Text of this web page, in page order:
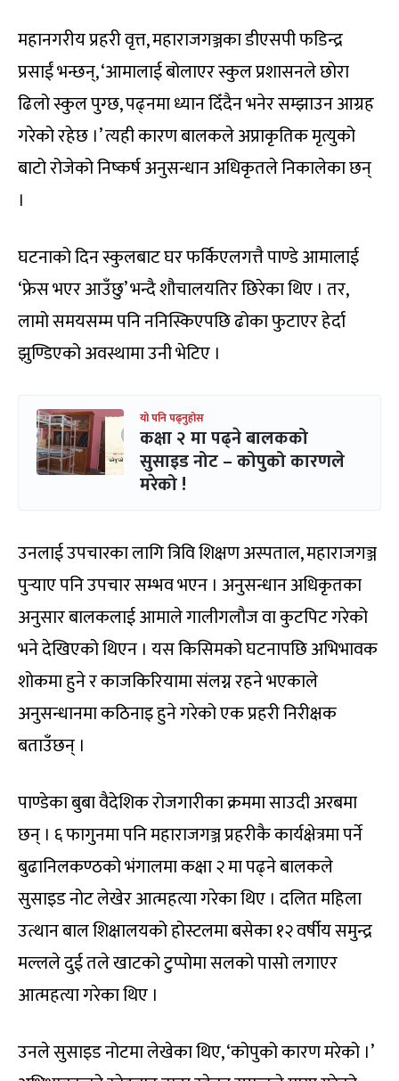
महानगरीय प्रहरी वृत्त, महाराजगञ्जका डीएसपी फडिन्द्र
प्रसाईं भन्छन्, ‘आमालाई बोलाएर स्कुल प्रशासनले छोरा
ढिलो स्कुल पुग्छ, पढ्नमा ध्यान दिँदैन भनेर सम्झाउन आग्रह
गरेको रहेछ ।’ त्यही कारण बालकले अप्राकृतिक मृत्युको
बाटो रोजेको निष्कर्ष अनुसन्धान अधिकृतले निकालेका छन्
।
घटनाको दिन स्कुलबाट घर फर्किएलगत्तै पाण्डे आमालाई
‘फ्रेस भएर आउँछु’ भन्दै शौचालयतिर छिरेका थिए । तर,
लामो समयसम्म पनि ननिस्किएपछि ढोका फुटाएर हेर्दा
झुण्डिएको अवस्थामा उनी भेटिए ।
यो पनि पढ्नुहोस
कक्षा २ मा पढ्ने बालकको
सुसाइड नोट – कोपुको कारणले
मरेको !
उनलाई उपचारका लागि त्रिवि शिक्षण अस्पताल, महाराजगञ्ज
पुर्‍याए पनि उपचार सम्भव भएन । अनुसन्धान अधिकृतका
अनुसार बालकलाई आमाले गालीगलौज वा कुटपिट गरेको
भने देखिएको थिएन । यस किसिमको घटनापछि अभिभावक
शोकमा हुने र काजकिरियामा संलग्न रहने भएकाले
अनुसन्धानमा कठिनाइ हुने गरेको एक प्रहरी निरीक्षक
बताउँछन् ।
पाण्डेका बुबा वैदेशिक रोजगारीका क्रममा साउदी अरबमा
छन् । ६ फागुनमा पनि महाराजगञ्ज प्रहरीकै कार्यक्षेत्रमा पर्ने
बुढानिलकण्ठको भंगालमा कक्षा २ मा पढ्ने बालकले
सुसाइड नोट लेखेर आत्महत्या गरेका थिए । दलित महिला
उत्थान बाल शिक्षालयको होस्टलमा बसेका १२ वर्षीय समुन्द्र
मल्लले दुई तले खाटको टुप्पोमा सलको पासो लगाएर
आत्महत्या गरेका थिए ।
उनले सुसाइड नोटमा लेखेका थिए, ‘कोपुको कारण मरेको ।’